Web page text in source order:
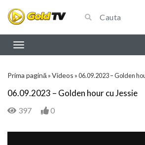
Prima pagină »Videos »06.09.2023 – Golden
06.09.2023 – Golden hour cu Jessie
397 0